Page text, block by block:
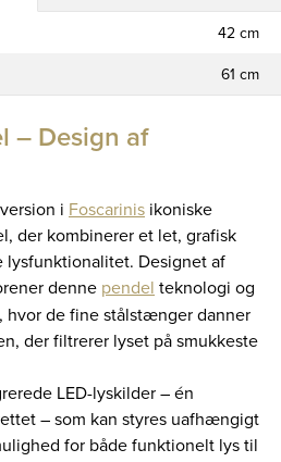
42 cm
61 cm
– Design af
i Foscarinis ikoniske
der kombinerer et let, grafisk
lysfunktionalitet. Designet af
denne pendel teknologi og
hvor de fine stålstænger danner
der filtrerer lyset på smukkeste
LED-lyskilder – én
– som kan styres uafhængigt
for både funktionelt lys til